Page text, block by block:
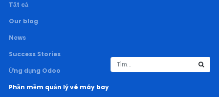
Tất cả
Our blog
News
Success Stories
Ứng dụng Odoo
Phần mềm quản lý vé máy bay